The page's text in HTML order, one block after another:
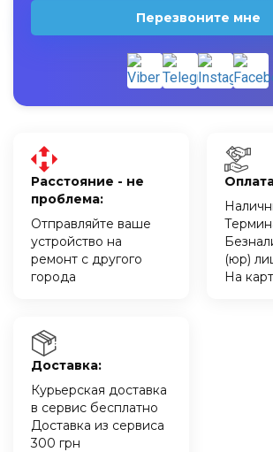
Перезвоните мне
Расстояние - не
проблема:
Отправляйте ваше
устройство на
ремонт с другого
города
(юр)
На
Доставка:
Курьерская доставка
в сервис бесплатно
Доставка из сервиса
300 грн